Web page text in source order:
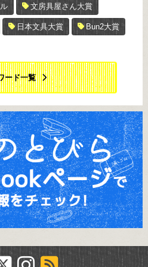
文房具屋さん大賞
日本文具大賞 Bun2大賞
ード一覧